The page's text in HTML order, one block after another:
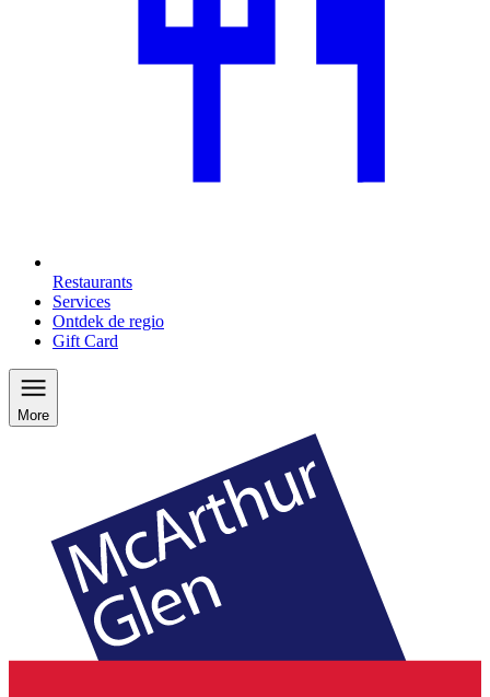
Restaurants
Services
Ontdek de regio
Gift Card
More